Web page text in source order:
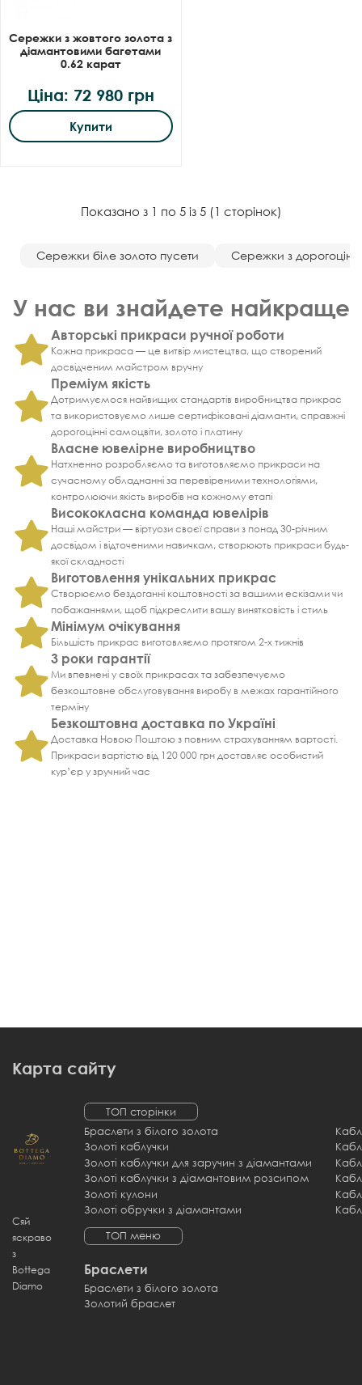
Сережки з жовтого золота з
діамантовими багетами
0.62 карат
Ціна: 72 980 грн
Купити
Показано з 1 по 5 із 5 (1 сторінок)
Сережки біле золото пусети Сережки з
У нас ви знайдете найкраще
Авторські прикраси ручної роботи
Кожна прикраса — це витвір мистецтва, що створений
досвідченим майстром вручну
Преміум якість
Дотримуємося найвищих стандартів виробництва прикрас
та використовуємо лише сертифіковані діаманти, справжні
дорогоцінні самоцвіти, золото і платину
Власне ювелірне виробництво
Натхненно розробляємо та виготовляємо прикраси на
сучасному обладнанні за перевіреними технологіями,
контролюючи якість виробів на кожному етапі
Висококласна команда ювелірів
Наші майстри — віртуози своєї справи з понад 30-річним
досвідом і відточеними навичкам, створюють прикраси будь-
якої складності
Виготовлення унікальних прикрас
Створюємо бездоганні коштовності за вашими ескізами чи
побажаннями, щоб підкреслити вашу винятковість і стиль
Мінімум очікування
Більшість прикрас виготовляємо протягом 2-х тижнів
3 роки гарантії
Ми впевнені у своїх прикрасах та забезпечуємо
безкоштовне обслуговування виробу в межах гарантійного
терміну
Безкоштовна доставка по Україні
Доставка Новою Поштою з повним страхуванням вартості.
Прикраси вартістю від 120 000 грн доставляє особистий
кур’єр у зручний час
Карта сайту
Сяй
яскраво
з
Bottega
Diamo
ТОП сторінки
Браслети з білого золота
Золоті каблучки
Золоті каблучки для заручин з діамантами
Золоті каблучки з діамантовим розсипом
Золоті кулони
Золоті обручки з діамантами
ТОП меню
Браслети
Браслети з білого золота
Золотий браслет